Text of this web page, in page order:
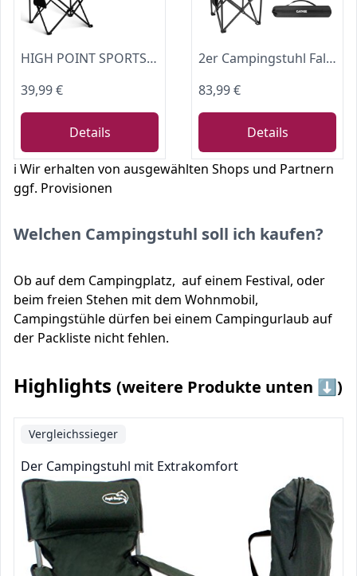
HIGH POINT SPORTS Campingstuhl Faltbar 2er Set bis 102kg, Campingsessel
39,99 €
Details
2er Campingstuhl Faltbar 200KG Klappstuhl Gepolstert mit Getränkehaltern
83,99 €
Details
ℹ️ Wir erhalten von ausgewählten Shops und Partnern
ggf. Provisionen
Welchen Campingstuhl soll ich kaufen?
Ob auf dem Campingplatz, auf einem Festival, oder
beim freien Stehen mit dem Wohnmobil,
Campingstühle dürfen bei einem Campingurlaub auf
der Packliste nicht fehlen.
Highlights (weitere Produkte unten ⬇️)
Vergleichssieger
Der Campingstuhl mit Extrakomfort